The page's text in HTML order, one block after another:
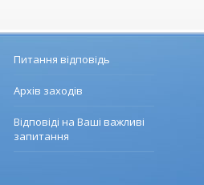
Питання відповідь
Архів заходів
Відповіді на Ваші важливі
запитання